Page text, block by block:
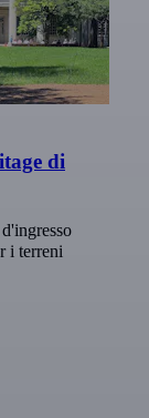
di
i terreni